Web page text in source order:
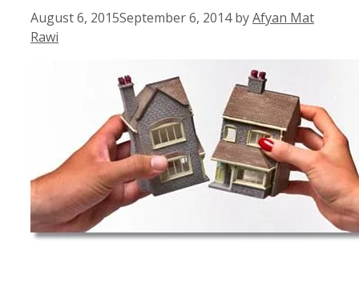
August 6, 2015September 6, 2014 byAfyan Mat
Rawi